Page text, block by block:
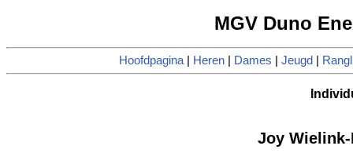
MGV Duno
Hoofdpagina| Heren| Dames Jeugd
Joy Wielink-